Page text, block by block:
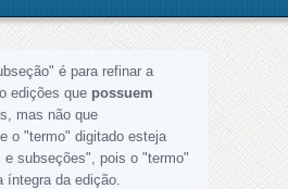
é para refinar a
edições que possuem
mas não que
o "termo" digitado esteja
e subseções", pois o "termo"
íntegra da edição.